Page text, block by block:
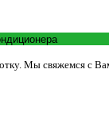
Мы свяжемся с